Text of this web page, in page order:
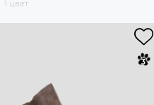
1 цвет